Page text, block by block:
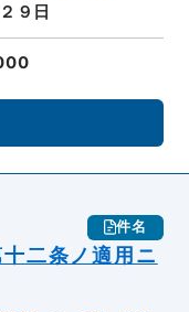
９日
件名
二条ノ適用ニ